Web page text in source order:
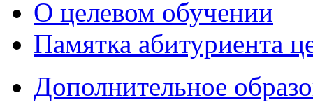
О целевом обучении
Памятка абитуриента
Дополнительное